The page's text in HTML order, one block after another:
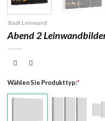
Stadt Leinwand
Abend 2
Wählen Sie Produkttyp:*